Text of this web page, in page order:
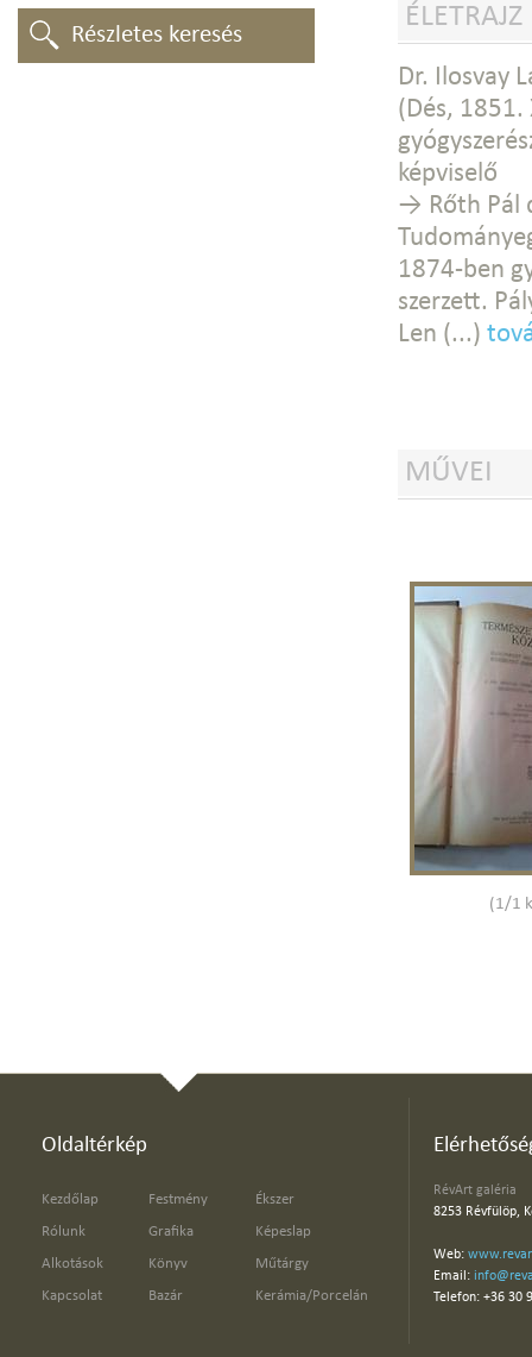
Részletes keresés
ÉLETRAJZ
Dr. Ilosvay
(Dés,
képviselő
→ Rőth Pál
1874-ben
szerzett.
Len (...)
MŰVEI
(1/1
Oldaltérkép
Kezdőlap Festmény Ékszer
Rólunk Grafika Képeslap
Alkotások Könyv Műtárgy
Kapcsolat Bazár Kerámia/Porcelán
RévArt galéria
8253 Révfülöp,
Web:
Email:
Telefon: +36 30